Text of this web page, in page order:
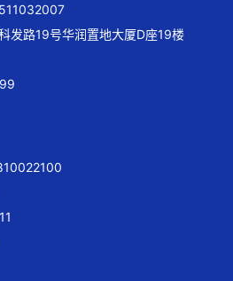
发路19号华润置地大厦D座19楼